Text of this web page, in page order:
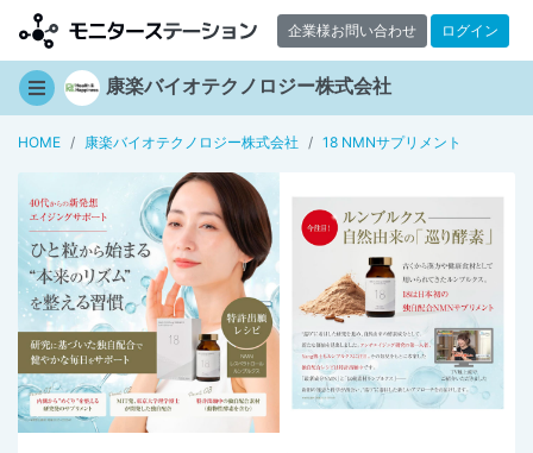
企業様お問い合わせ ログイン
康楽バイオテクノロジー株式会社
HOME 康楽バイオテクノロジー株式会社 18 NMNサプリメント